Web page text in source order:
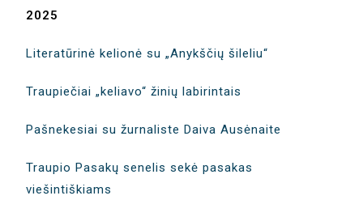
2025
Literatūrinė kelionė su „Anykščių šileliu“
Traupiečiai „keliavo“ žinių labirintais
Pašnekesiai su žurnaliste Daiva Ausėnaite
Traupio Pasakų senelis sekė pasakas
viešintiškiams